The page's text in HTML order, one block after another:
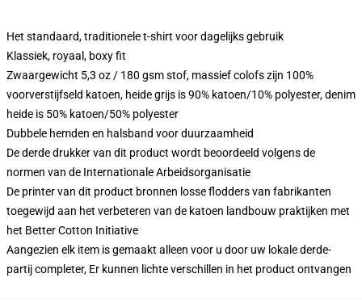
Het standaard, traditionele t-shirt voor dagelijks gebruik
Klassiek, royaal, boxy fit
Zwaargewicht 5,3 oz / 180 gsm stof, massief colofs zijn 100%
voorverstijfseld katoen, heide grijs is 90% katoen/10% polyester, denim
heide is 50% katoen/50% polyester
Dubbele hemden en halsband voor duurzaamheid
De derde drukker van dit product wordt beoordeeld volgens de
normen van de Internationale Arbeidsorganisatie
De printer van dit product bronnen losse flodders van fabrikanten
toegewijd aan het verbeteren van de katoen landbouw praktijken met
het Better Cotton Initiative
Aangezien elk item is gemaakt alleen voor u door uw lokale derde-
partij completer, Er kunnen lichte verschillen in het product ontvangen